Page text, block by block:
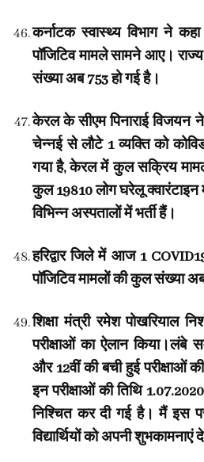
कर्नाटक स्वास्थ्य विभाग ने
पॉजिटिव मामले सामने आए।
संख्या अब 753 हो गई है।
केरल के सीएम पिनाराई विजयन
चेन्नई से लौटे 1 व्यक्ति को
गया है, केरल में कुल सक्रिय
कुल 19810 लोग घरेलू
विभिन्न अस्पतालों में भर्ती हैं।
हरिद्वार जिले में आज 1
पॉजिटिव मामलों की कुल संख्या
शिक्षा मंत्री रमेश पोखरियाल
परीक्षाओं का ऐलान किया।लंबे
और 12वीं की बची हुई परीक्षाओं
इन परीक्षाओं की तिथि
निश्चित कर दी गई है। मैं इस
विद्यार्थियों को अपनी शुभकामनाएं